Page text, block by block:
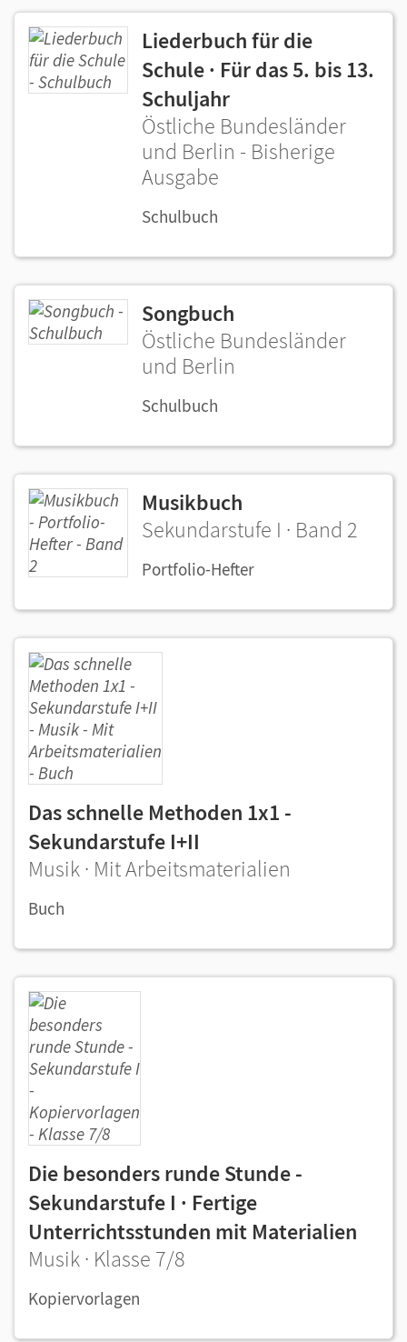
Liederbuch für die
Schule · Für das 5. bis 13.
Schuljahr
Östliche Bundesländer
und Berlin - Bisherige
Ausgabe
Schulbuch
Songbuch
Östliche Bundesländer
und Berlin
Schulbuch
Musikbuch
Sekundarstufe I · Band 2
Portfolio-Hefter
Das schnelle Methoden 1x1 -
Sekundarstufe I+II
Musik · Mit Arbeitsmaterialien
Buch
Die besonders runde Stunde -
Sekundarstufe I · Fertige
Unterrichtsstunden mit Materialien
Musik · Klasse 7/8
Kopiervorlagen